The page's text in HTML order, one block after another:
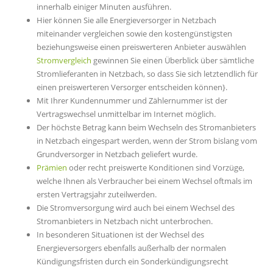
innerhalb einiger Minuten ausführen.
Hier können Sie alle Energieversorger in Netzbach
miteinander vergleichen sowie den kostengünstigsten
beziehungsweise einen preiswerteren Anbieter auswählen
Stromvergleich gewinnen Sie einen Überblick über sämtliche
Stromlieferanten in Netzbach, so dass Sie sich letztendlich für
einen preiswerteren Versorger entscheiden können}.
Mit Ihrer Kundennummer und Zählernummer ist der
Vertragswechsel unmittelbar im Internet möglich.
Der höchste Betrag kann beim Wechseln des Stromanbieters
in Netzbach eingespart werden, wenn der Strom bislang vom
Grundversorger in Netzbach geliefert wurde.
Prämien oder recht preiswerte Konditionen sind Vorzüge,
welche Ihnen als Verbraucher bei einem Wechsel oftmals im
ersten Vertragsjahr zuteilwerden.
Die Stromversorgung wird auch bei einem Wechsel des
Stromanbieters in Netzbach nicht unterbrochen.
In besonderen Situationen ist der Wechsel des
Energieversorgers ebenfalls außerhalb der normalen
Kündigungsfristen durch ein Sonderkündigungsrecht